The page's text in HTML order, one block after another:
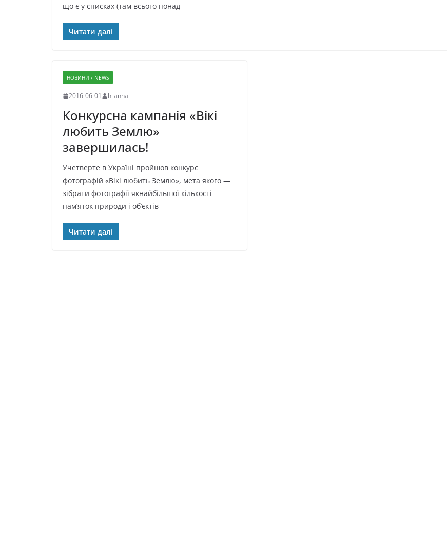
що є у списках (там всього понад
Читати далі
НОВИНИ / NEWS
2016-06-01 h_anna
Конкурсна кампанія «Вікі
любить Землю»
завершилась!
Учетверте в Україні пройшов конкурс
фотографій «Вікі любить Землю», мета якого —
зібрати фотографії якнайбільшої кількості
пам’яток природи і об’єктів
Читати далі